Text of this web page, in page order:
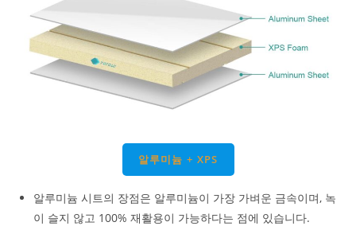
알루미늄 + XPS
알루미늄 시트의 장점은 알루미늄이 가장 가벼운 금속이며, 녹
이 슬지 않고 100% 재활용이 가능하다는 점에 있습니다.